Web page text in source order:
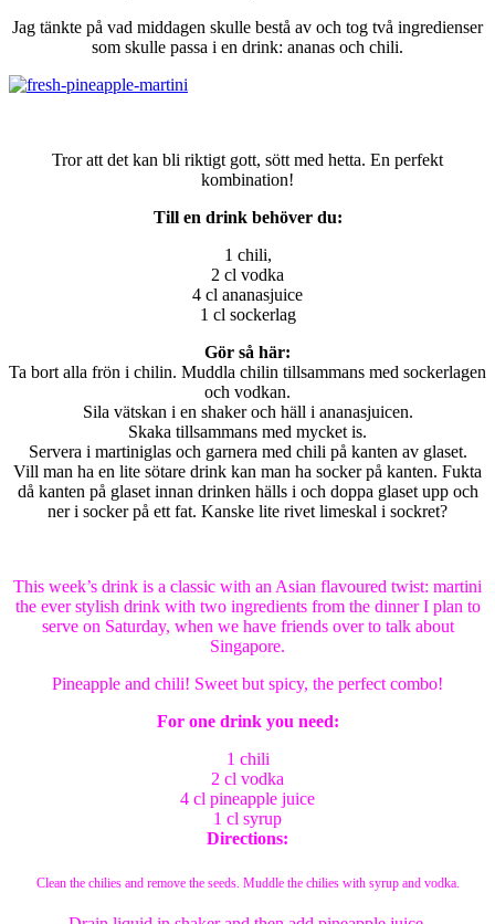
Jag tänkte på vad middagen skulle bestå av och tog två ingredienser
som skulle passa i en drink: ananas och chili.
Tror att det kan bli riktigt gott, sött med hetta. En perfekt
kombination!
Till en drink behöver du:
1 chili,
2 cl vodka
4 cl ananasjuice
1 cl sockerlag
Gör så här:
Ta bort alla frön i chilin. Muddla chilin tillsammans med sockerlagen
och vodkan.
Sila vätskan i en shaker och häll i ananasjuicen.
Skaka tillsammans med mycket is.
Servera i martiniglas och garnera med chili på kanten av glaset.
Vill man ha en lite sötare drink kan man ha socker på kanten. Fukta
då kanten på glaset innan drinken hälls i och doppa glaset upp och
ner i socker på ett fat. Kanske lite rivet limeskal i sockret?
This week’s drink is a classic with an Asian flavoured twist: martini
the ever stylish drink with two ingredients from the dinner I plan to
serve on Saturday, when we have friends over to talk about
Singapore.
Pineapple and chili! Sweet but spicy, the perfect combo!
For one drink you need:
1 chili
2 cl vodka
4 cl pineapple juice
1 cl syrup
Directions:
Clean the chilies and remove the seeds. Muddle the chilies with syrup and vodka.